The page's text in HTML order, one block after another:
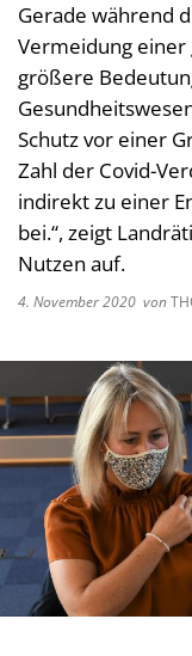
Kultur im
Gerade während
Vermeidung einer
größere
Schutz vor einer
Zahl der Covid-
indirekt zu einer
bei.“, zeigt
Nutzen auf.
4. November 2020 von